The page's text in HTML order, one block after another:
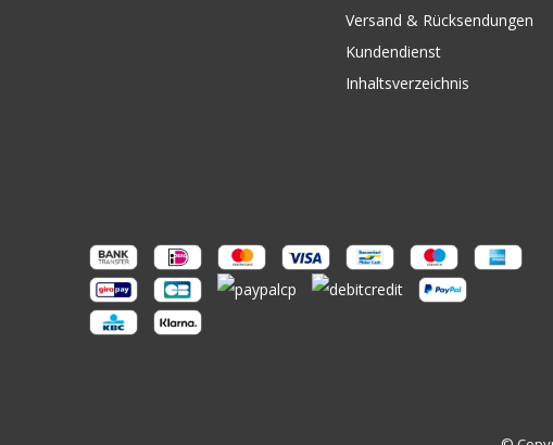
Versand & Rücksendungen
Kundendienst
Inhaltsverzeichnis